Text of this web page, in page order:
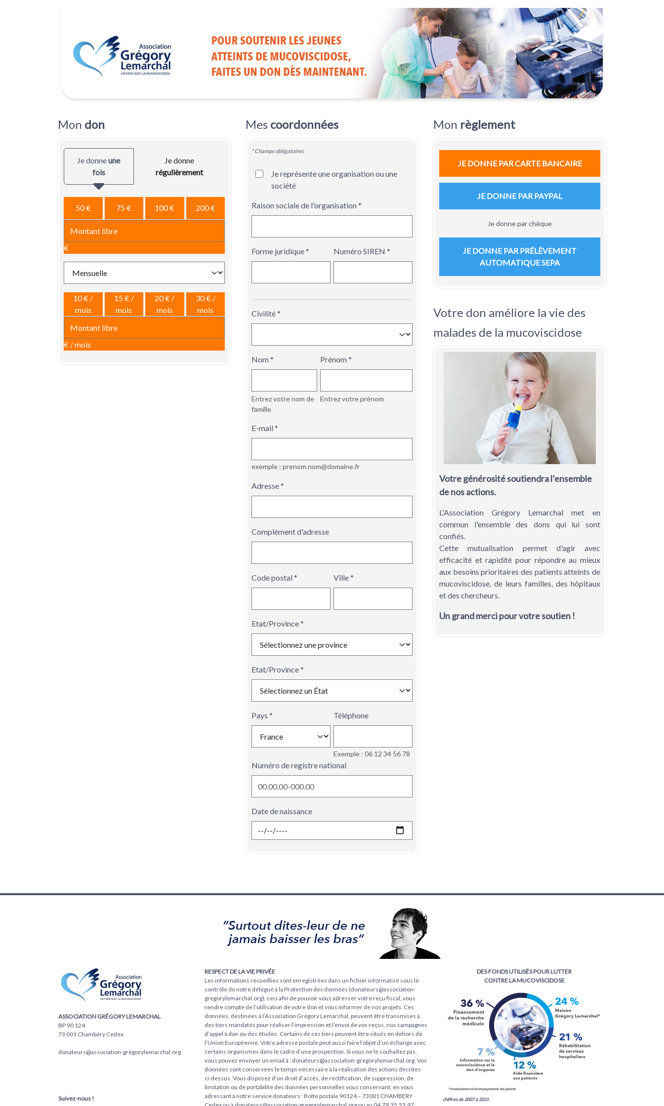
Mon don
Je donneune
fois
Je donne
régulièrement
50 € 75 € 100 € 200 €
€
10 € /
mois
15 € /
mois
20 € /
mois
30 € /
mois
€ / mois
Mes coordonnées
* Champs obligatoires
Je représente une organisation ou une
société
Raison sociale de l'organisation
Forme juridique Numéro SIREN
Civilité
Nom
Entrez votre nom de
famille
Prénom
Entrez votre prénom
E-mail
exemple : prenom.nom@domaine.fr
Adresse
Complément d'adresse
Code postal Ville
Etat/Province
Etat/Province
Pays Téléphone
Exemple : 06 12 34 56 78
Numéro de registre national
Date de naissance
Mon règlement
JE DONNE PAR CARTE BANCAIRE
JE DONNE PAR PAYPAL
Je donne par chèque
JE DONNE PAR PRÉLÈVEMENT
AUTOMATIQUE SEPA
Votre don améliore la vie des
malades de la mucoviscidose
Votre générosité soutiendral’ensemble
de nos actions.
L'Association Grégory Lemarchal met en
commun l'ensemble des dons qui lui sont
confiés.
Cette mutualisation permet d'agir avec
efficacité et rapidité pour répondre au mieux
aux besoins prioritaires des patients atteints de
mucoviscidose, de leurs familles, des hôpitaux
et des chercheurs.
Un grand merci pour votre soutien !
ASSOCIATION GRÉGORY LEMARCHAL
BP 90 124
73 001 Chambéry Cedex
donateurs@association-gregorylemarchal.org
RESPECT DE LA VIE PRIVÉE
Les informations recueillies sont enregistrées dans un fichier informatisé sous le
contrôle de notre délégué à la Protection des données (donateurs@association-
gregorylemarchal.org), ceci afin de pouvoir vous adresser votre reçu fiscal, vous
rendre compte de l’utilisation de votre don et vous informer de nos projets. Ces
données, destinées à l’Association Grégory Lemarchal, peuvent être transmises à
des tiers mandatés pour réaliser l’impression et l’envoi de vos reçus, nos campagnes
d’appel à don ou des études. Certains de ces tiers peuvent être situés en dehors de
l’Union Européenne. Votre adresse postale peut aussi faire l’objet d’un échange avec
certains organismes dans le cadre d’une prospection. Si vous ne le souhaitez pas,
vous pouvez envoyer un email à : donateurs@association-gregorylemarchal.org. Vos
données sont conservées le temps nécessaire à la réalisation des actions décrites
ci-dessus. Vous disposez d’un droit d’accès, de rectification, de suppression, de
limitation ou de portabilité des données personnelles vous concernant, en vous
adressant à notre service donateurs : Boîte postale 90124 – 73001 CHAMBERY
DES FONDS UTILISÉS POUR LUTTER
CONTRE LA MUCOVISCIDOSE
chiffres de 2007 à 2021
Suivez-nous !